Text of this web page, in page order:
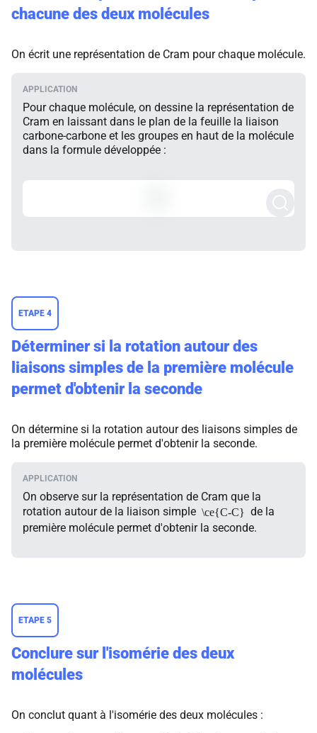
chacune des deux molécules
On écrit une représentation de Cram pour chaque molécule.
Pour chaque molécule, on dessine la représentation de
Cram en laissant dans le plan de la feuille la liaison
carbone-carbone et les groupes en haut de la molécule
dans la formule développée :
ETAPE 4
Déterminer si la rotation autour des
liaisons simples de la première molécule
permet d'obtenir la seconde
On détermine si la rotation autour des liaisons simples de
la première molécule permet d'obtenir la seconde.
On observe sur la représentation de Cram que la
rotation autour de la liaison simple \ce{C-C} de la
première molécule permet d'obtenir la seconde.
ETAPE 5
Conclure sur l'isomérie des deux
molécules
On conclut quant à l'isomérie des deux molécules :